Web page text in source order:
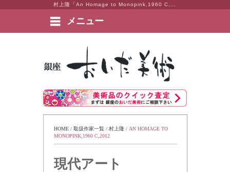
メニュー
絵画など美術品の販売と買取 | 東京・銀座 おいだ美術
HOME / 取扱作家一覧 / 村上隆 / AN HOMAGE TO
MONOPINK,1960 C,2012
現代アート